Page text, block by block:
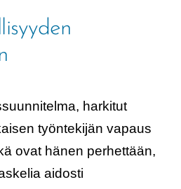
harkitut
työntekijän vapaus
ovat hänen perhettään,
aidosti